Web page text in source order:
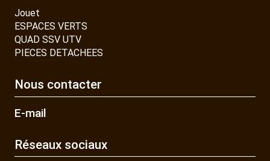
Jouet
ESPACES VERTS
QUAD SSV UTV
PIECES DETACHEES
Nous contacter
E-mail
Réseaux sociaux